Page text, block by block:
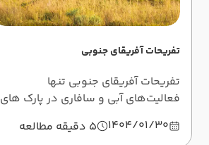
تفریحات آفریقای جنوبی
تفریحات آفریقای جنوبی تنها
فعالیت‌های آبی و سافاری در پارک های
مطلب با تفریحات ناشناخته‌تر آفریقای
1404/01/30 5 دقیقه مطالعه